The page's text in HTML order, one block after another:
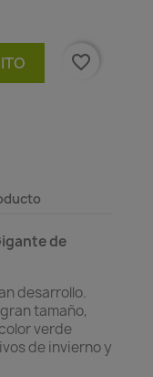
favorite_border
de
desarrollo.
tamaño,
verde
de invierno y